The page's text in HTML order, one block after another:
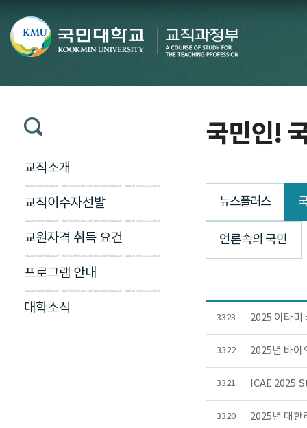
교직소개
교직이수자선발
교원자격 취득 요건
프로그램 안내
대학소식
국민인!
뉴스플러스
언론속의 국민
3323 2025 이타미
3322 2025년 바
3321 ICAE 2025
3320 2025년 대한